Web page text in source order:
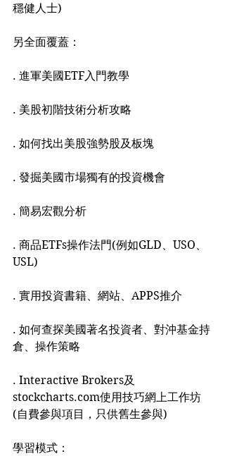
穩健人士)
另全面覆蓋：
. 進軍美國ETF入門教學
. 美股初階技術分析攻略
. 如何找出美股強勢股及板塊
. 發掘美國市場獨有的投資機會
. 簡易宏觀分析
. 商品ETFs操作法門(例如GLD、USO、
USL)
. 實用投資書籍、網站、APPS推介
. 如何查探美國著名投資者、對沖基金持
倉、操作策略
. Interactive Brokers及
stockcharts.com使用技巧網上工作坊
(自費參與項目，只供舊生參與)
學習模式：